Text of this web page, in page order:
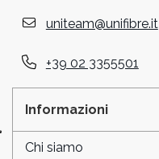
uniteam@unifibre.it
+39 02 3355501
Informazioni
Chi siamo